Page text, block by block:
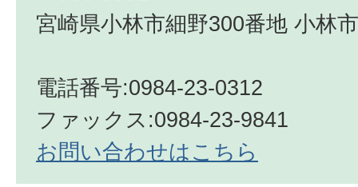
宮崎県小林市細野300番地 小林
電話番号:0984-23-0312
ファックス:0984-23-9841
お問い合わせはこちら